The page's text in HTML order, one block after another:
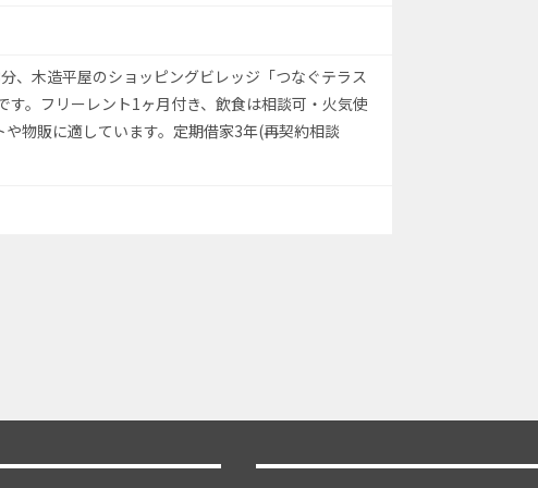
、木造平屋のショッピングビレッジ「つなぐテラス
。フリーレント1ヶ月付き、飲食は相談可・火気使
物販に適しています。定期借家3年(再契約相談